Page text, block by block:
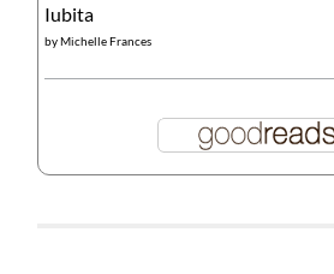
Iubita
byMichelle Frances